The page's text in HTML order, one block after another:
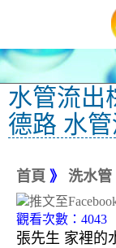
水管流出
德路 水
首頁 》 洗水管
觀看次數：4043
張先生 家裡的